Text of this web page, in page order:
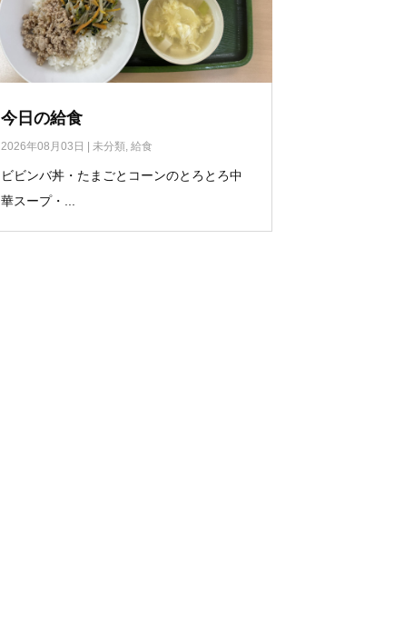
今日の給食
2026年08月03日 未分類, 給食
ビビンバ丼・たまごとコーンのとろとろ中
華スープ・...